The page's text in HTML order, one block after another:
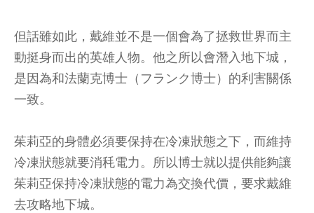
但話雖如此，戴維並不是一個會為了拯救世界而主
動挺身而出的英雄人物。他之所以會潛入地下城，
是因為和法蘭克博士（フランク博士）的利害關係
一致。
茱莉亞的身體必須要保持在冷凍狀態之下，而維持
冷凍狀態就要消秏電力。所以博士就以提供能夠讓
茱莉亞保持冷凍狀態的電力為交換代價，要求戴維
去攻略地下城。